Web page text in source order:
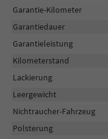
Garantie-Kilometer
Garantiedauer
Garantieleistung
Kilometerstand
Lackierung
Leergewicht
Nichtraucher-Fahrzeug
Polsterung